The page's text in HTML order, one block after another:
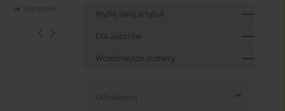
Statystyki
Wyślij swój artykuł
Dla autorów
Wcześniejsze numery
Udostępnij